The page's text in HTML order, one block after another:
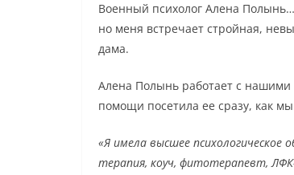
Военный психолог Алена
но меня встречает стройная,
дама.
Алена Полынь работает с
помощи посетила ее сразу, как
«Я имела высшее
терапия, коуч, фитотерапевт,